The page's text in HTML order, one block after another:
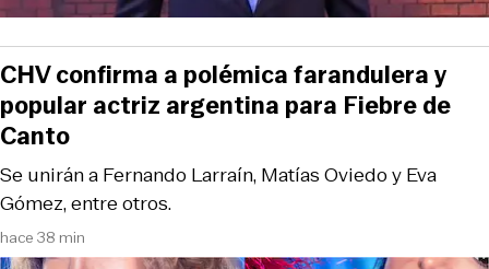
hace 38 min
Se unirán a Fernando Larraín, Matías Oviedo y Eva
Gómez, entre otros.
CHV confirma a polémica farandulera y
popular actriz argentina para Fiebre de
Canto